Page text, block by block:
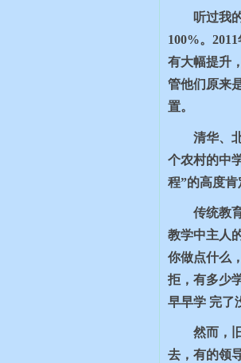
听过我
100%。 2011
有大幅提升
管他们原来
置。
清华、
个农村的中
程”的高度肯
传统教
教学中主人
你做点什么
拒，有多少
早早学 完了
然而，
去，有的领